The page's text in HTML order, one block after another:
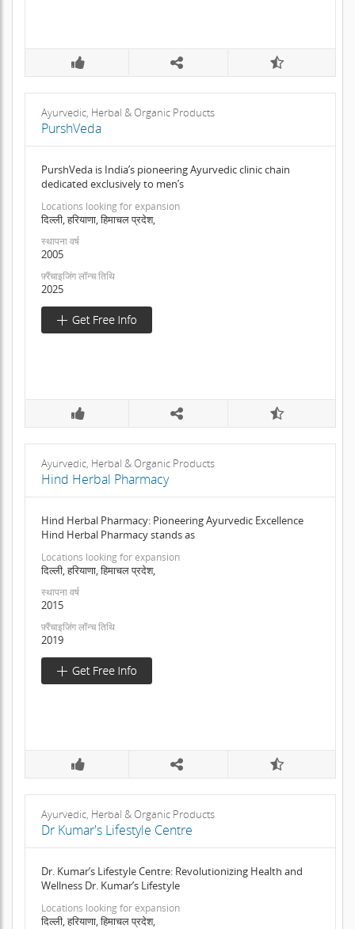
Ayurvedic, Herbal & Organic Products
PurshVeda
PurshVeda is India’s pioneering Ayurvedic clinic chain
dedicated exclusively to men’s
Locations looking for expansion
दिल्ली, हरियाणा, हिमाचल प्रदेश,
स्थापना वर्ष
2005
फ़्रैंचाइजिंग लॉन्च तिथि
2025
Ayurvedic, Herbal & Organic Products
Hind Herbal Pharmacy
Hind Herbal Pharmacy: Pioneering Ayurvedic Excellence
Hind Herbal Pharmacy stands as
Locations looking for expansion
दिल्ली, हरियाणा, हिमाचल प्रदेश,
स्थापना वर्ष
2015
फ़्रैंचाइजिंग लॉन्च तिथि
2019
Ayurvedic, Herbal & Organic Products
Dr Kumar's Lifestyle Centre
Dr. Kumar’s Lifestyle Centre: Revolutionizing Health and
Wellness Dr. Kumar’s Lifestyle
Locations looking for expansion
दिल्ली, हरियाणा, हिमाचल प्रदेश,